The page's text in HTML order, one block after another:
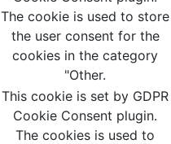
The cookie is used to store
the user consent for the
cookies in the category
"Other.
This cookie is set by GDPR
Cookie Consent plugin.
The cookies is used to